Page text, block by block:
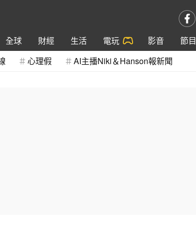
全球 財經 生活 電玩 影音 節目
心理假 AI主播Niki＆Hanson報新聞